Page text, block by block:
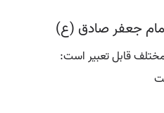
جعفر صادق (ع)
قابل تعبیر است: